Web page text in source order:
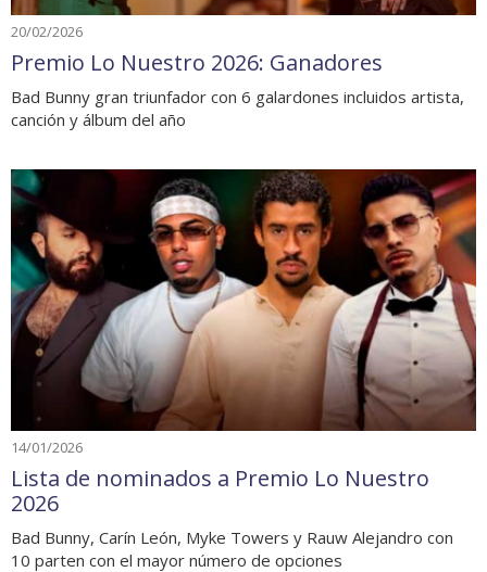
20/02/2026
Premio Lo Nuestro 2026: Ganadores
Bad Bunny gran triunfador con 6 galardones incluidos artista,
canción y álbum del año
14/01/2026
Lista de nominados a Premio Lo Nuestro
2026
Bad Bunny, Carín León, Myke Towers y Rauw Alejandro con
10 parten con el mayor número de opciones